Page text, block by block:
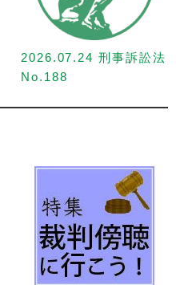
2026.07.24 刑事訴訟法
No.188